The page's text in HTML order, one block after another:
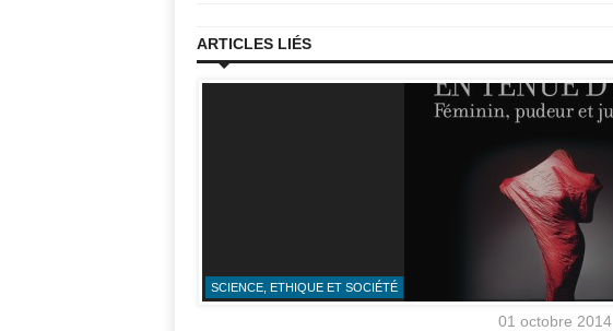
ARTICLES LIÉS
SCIENCE, ETHIQUE ET SOCIÉTÉ
01 octobre 2014